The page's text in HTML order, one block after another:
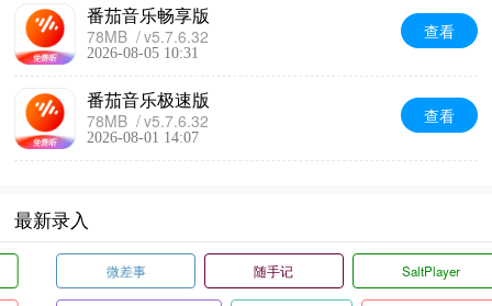
番茄音乐畅享版
78MB v5.7.6.32
2026-08-05 10:31
查看
番茄音乐极速版
78MB v5.7.6.32
2026-08-01 14:07
查看
最新录入
微差事 随手记 SaltPlayer